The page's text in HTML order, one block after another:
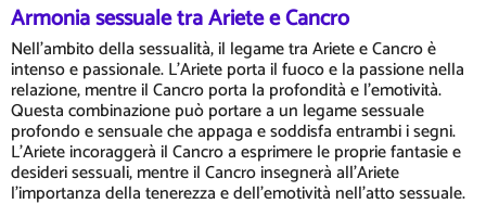
Armonia sessuale tra Ariete e Cancro
Nell'ambito della sessualità, il legame tra Ariete e Cancro è
intenso e passionale. L'Ariete porta il fuoco e la passione nella
relazione, mentre il Cancro porta la profondità e l'emotività.
Questa combinazione può portare a un legame sessuale
profondo e sensuale che appaga e soddisfa entrambi i segni.
L'Ariete incoraggerà il Cancro a esprimere le proprie fantasie e
desideri sessuali, mentre il Cancro insegnerà all'Ariete
l'importanza della tenerezza e dell'emotività nell'atto sessuale.